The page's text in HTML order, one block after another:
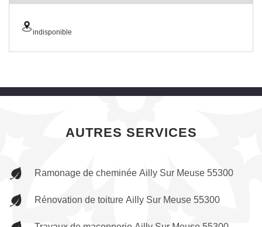
indisponible
AUTRES SERVICES
Ramonage de cheminée Ailly Sur Meuse 55300
Rénovation de toiture Ailly Sur Meuse 55300